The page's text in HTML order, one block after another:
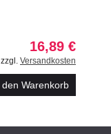
16,89 €
zzgl. Versandkosten
den Warenkorb